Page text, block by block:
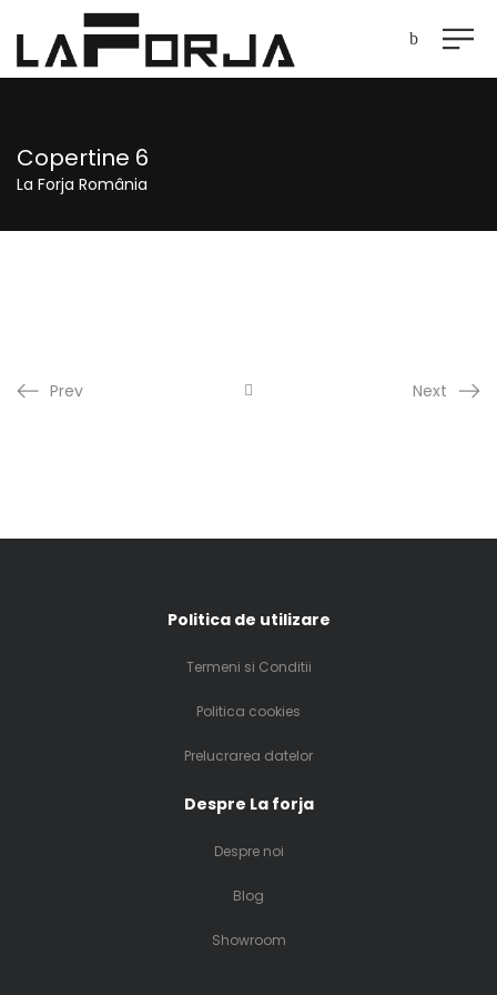
Copertine 6
La Forja România
Prev Next
Politica de utilizare
Termeni si Conditii
Politica cookies
Prelucrarea datelor
Despre La forja
Despre noi
Blog
Showroom